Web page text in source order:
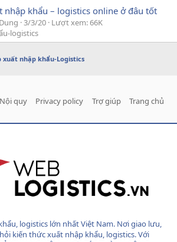
nhập khẩu – logistics online ở đâu tốt
3/3/20 Lượt xem: 66K
logistics
xuất nhập khẩu-Logistics
quy Privacy policy Trợ giúp Trang chủ
logistics lớn nhất Việt Nam. Nơi giao lưu,
kiến thức xuất nhập khẩu, logistics. Với